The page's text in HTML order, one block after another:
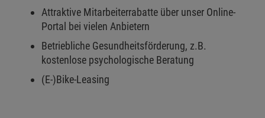
Attraktive Mitarbeiterrabatte über unser Online-
Portal bei vielen Anbietern
Betriebliche Gesundheitsförderung, z.B.
kostenlose psychologische Beratung
(E-)Bike-Leasing